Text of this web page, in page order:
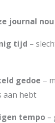
journal
tijd –
gedoe –
aan hebt
tempo–